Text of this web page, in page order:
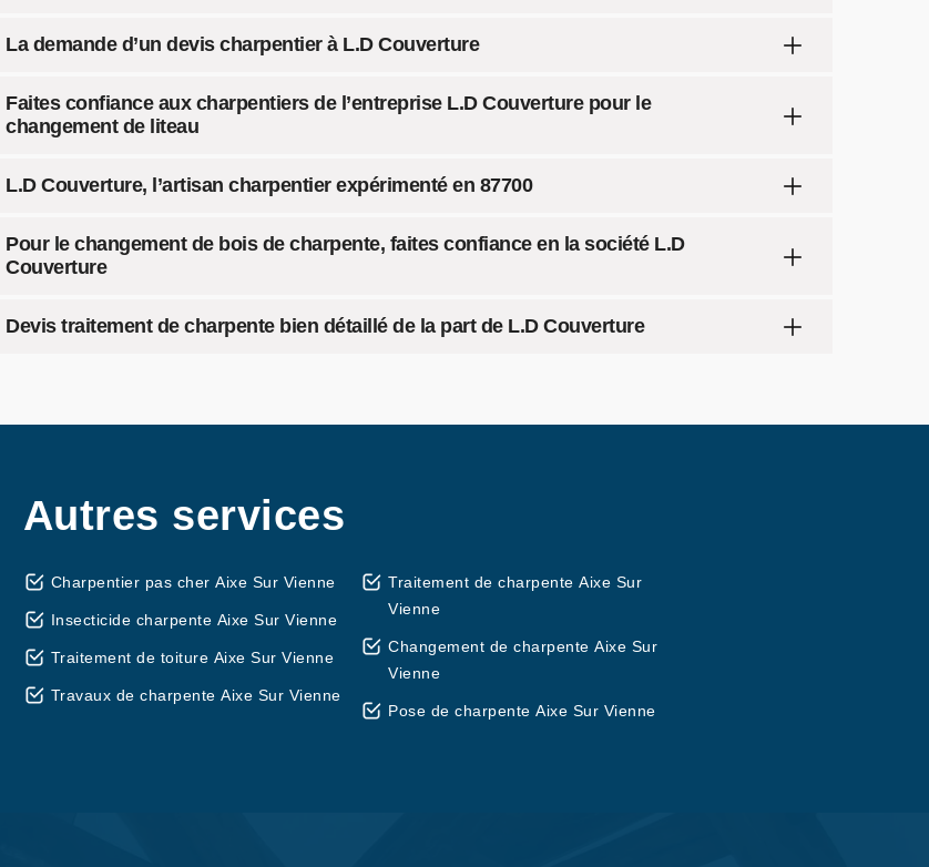
La demande d’un devis charpentier à L.D Couverture
Faites confiance aux charpentiers de l’entreprise L.D Couverture pour le
changement de liteau
L.D Couverture, l’artisan charpentier expérimenté en 87700
Pour le changement de bois de charpente, faites confiance en la société L.D
Couverture
Devis traitement de charpente bien détaillé de la part de L.D Couverture
Autres services
Charpentier pas cher Aixe Sur Vienne
Insecticide charpente Aixe Sur Vienne
Traitement de toiture Aixe Sur Vienne
Travaux de charpente Aixe Sur Vienne
Traitement de charpente Aixe Sur
Vienne
Changement de charpente Aixe Sur
Vienne
Pose de charpente Aixe Sur Vienne